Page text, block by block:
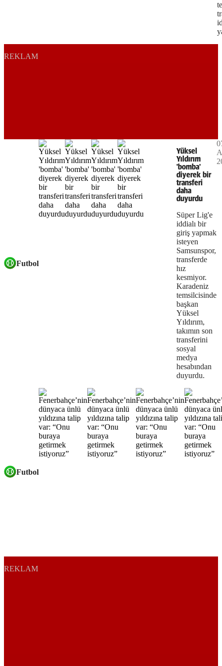
REKLAM
Futbol
Yüksel
Yıldırım
'bomba'
diyerek bir
transferi
daha
duyurdu
Süper Lig'e
iddialı bir
giriş yapmak
isteyen
Samsunspor,
transferde
hız
kesmiyor.
Karadeniz
temsilcisinde
başkan
Yüksel
Yıldırım,
takımın son
transferini
sosyal
medya
hesabından
duyurdu.
Futbol
REKLAM